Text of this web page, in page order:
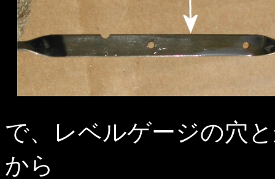
で、レベルゲージの穴
から